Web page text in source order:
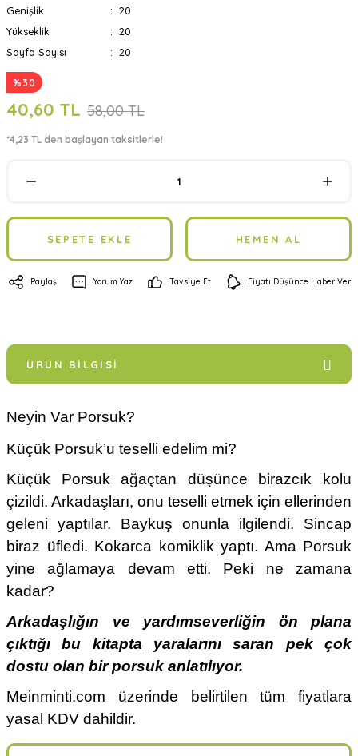
Genişlik
20
Yükseklik
20
Sayfa Sayısı
20
%30
40,60 TL 58,00 TL
*4,23 TL den başlayan taksitlerle!
SEPETE EKLE HEMEN AL
Paylaş Yorum Yaz Tavsiye Et Fiyatı Düşünce Haber Ver
ÜRÜN BILGISI
Neyin Var Porsuk?
Küçük Porsuk’u teselli edelim mi?
Küçük Porsuk ağaçtan düşünce birazcık kolu
çizildi. Arkadaşları, onu teselli etmek için ellerinden
geleni yaptılar. Baykuş onunla ilgilendi. Sincap
biraz üfledi. Kokarca komiklik yaptı. Ama Porsuk
yine ağlamaya devam etti. Peki ne zamana
kadar?
Arkadaşlığın ve yardımseverliğin ön plana
çıktığı bu kitapta yaralarını saran pek çok
dostu olan bir porsuk anlatılıyor.
Meinminti.com üzerinde belirtilen tüm fiyatlara
yasal KDV dahildir.